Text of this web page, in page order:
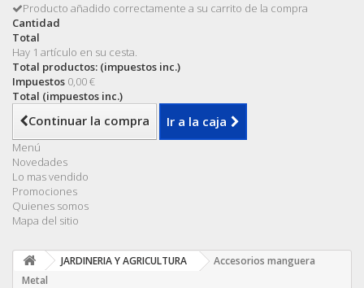
Producto añadido correctamente a su carrito de la compra
Cantidad
Total
Hay 1 artículo en su cesta.
Total productos: (impuestos inc.)
Impuestos 0,00 €
Total (impuestos inc.)
Continuar la compra Ir a la caja
Menú
Novedades
Lo mas vendido
Promociones
Quienes somos
Mapa del sitio
JARDINERIA Y AGRICULTURA
Accesorios manguera
Metal